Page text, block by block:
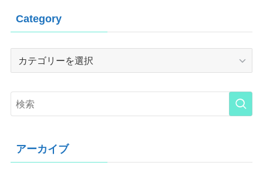
Category
Category
アーカイブ